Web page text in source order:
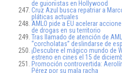
de guionistas en Hollywood
Cruz Azul busca repatriar a
pláticas actuales
AMLO pide a EU acelerar
de drogas en su territorio
Tras llamado de atención de
“corcholatas” deslindarse de
¡Descubre el mágico mundo de
estreno en cines el 15 de
Promoción controvertida:
Pérez por su mala racha